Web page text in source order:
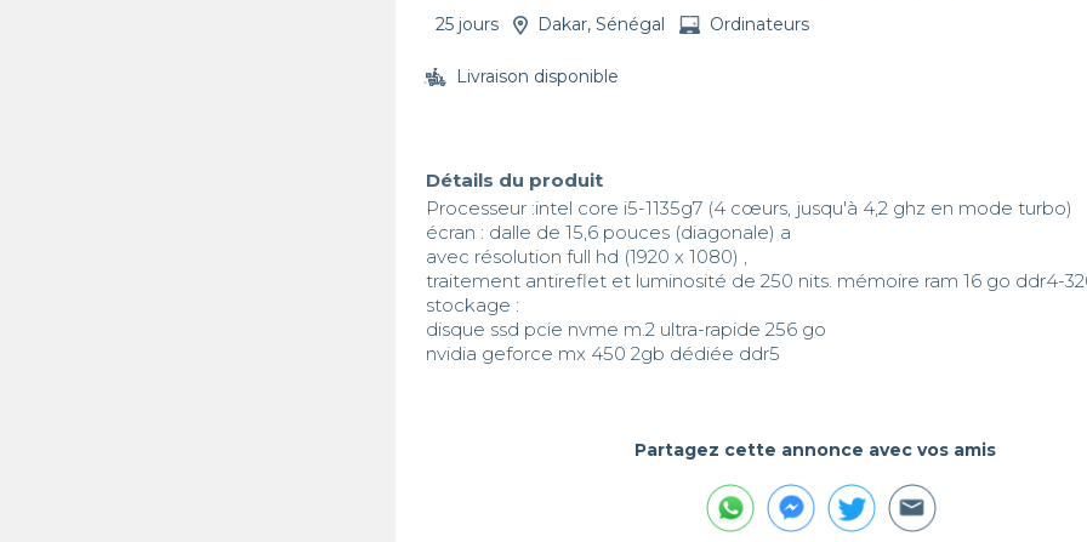
25 jours Dakar, Sénégal Ordinateurs
Livraison disponible
Détails du produit
Processeur :intel core i5-1135g7 (4 cœurs, jusqu'à 4,2 ghz en mode turbo)
écran : dalle de 15,6 pouces (diagonale) a
avec résolution full hd (1920 x 1080) ,
traitement antireflet et luminosité de 250 nits. mémoire ram 16 go ddr4-
stockage :
disque ssd pcie nvme m.2 ultra-rapide 256 go
nvidia geforce mx 450 2gb dédiée ddr5
Partagez cette annonce avec vos amis